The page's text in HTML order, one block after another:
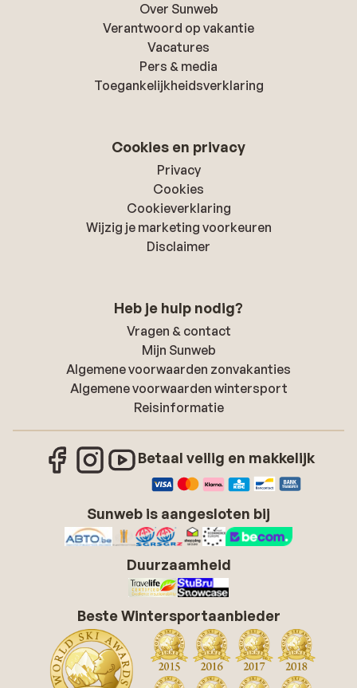
Over Sunweb
Verantwoord op vakantie
Vacatures
Pers & media
Toegankelijkheidsverklaring
Cookies en privacy
Privacy
Cookies
Cookieverklaring
Wijzig je marketing voorkeuren
Disclaimer
Heb je hulp nodig?
Vragen & contact
Mijn Sunweb
Algemene voorwaarden zonvakanties
Algemene voorwaarden wintersport
Reisinformatie
Betaal veilig en makkelijk
Sunweb is aangesloten bij
Duurzaamheid
Beste Wintersportaanbieder